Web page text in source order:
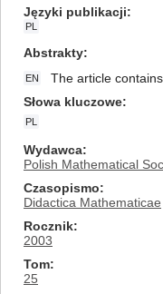
Języki publikacji
PL
Abstrakty
EN
The article
Słowa kluczowe
PL
Wydawca
Polish Mathematical
Czasopismo
Didactica Mathematicae
Rocznik
2003
Tom
25